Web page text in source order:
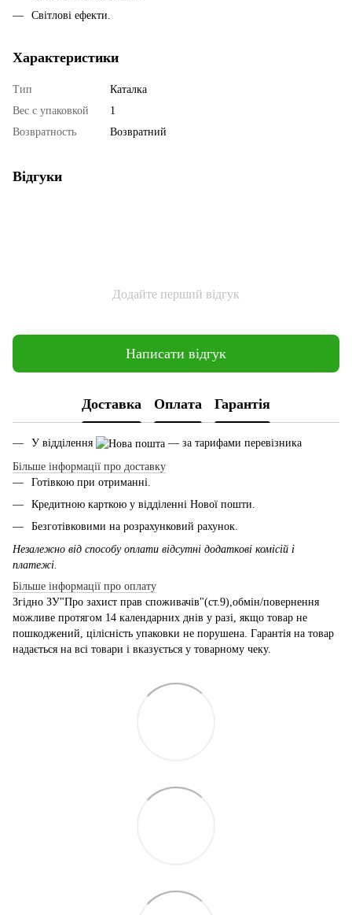
Світлові ефекти.
Характеристики
Тип
Каталка
Вес с упаковкой
1
Возвратность
Возвратний
Відгуки
Додайте перший відгук
Написати відгук
Доставка Оплата Гарантія
У відділення
— за тарифами перевізника
Більше інформації про доставку
Готівкою при отриманні.
Кредитною карткою у відділенні Нової пошти.
Безготівковими на розрахунковий рахунок.
Незалежно від способу оплати відсутні додаткові комісій і
платежі.
Більше інформації про оплату
Згідно ЗУ"Про захист прав споживачів"(ст.9),обмін/повернення
можливе протягом 14 календарних днів у разі, якщо товар не
пошкоджений, цілісність упаковки не порушена. Гарантія на товар
надається на всі товари і вказується у товарному чеку.